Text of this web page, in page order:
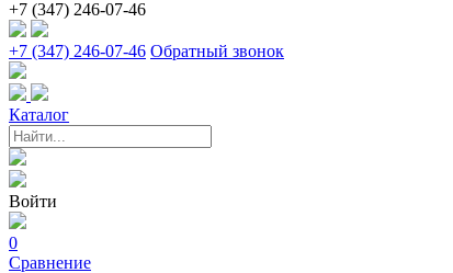
+7 (347) 246-07-46
+7 (347) 246-07-46 Обратный звонок
Каталог
Войти
0
Сравнение